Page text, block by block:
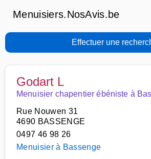
Menuisiers.NosAvis.be
Effectuer une
Godart L
Menuisier chapentier ébéniste à
Rue Nouwen 31
4690 BASSENGE
0497 46 98 26
Menuisier à Bassenge